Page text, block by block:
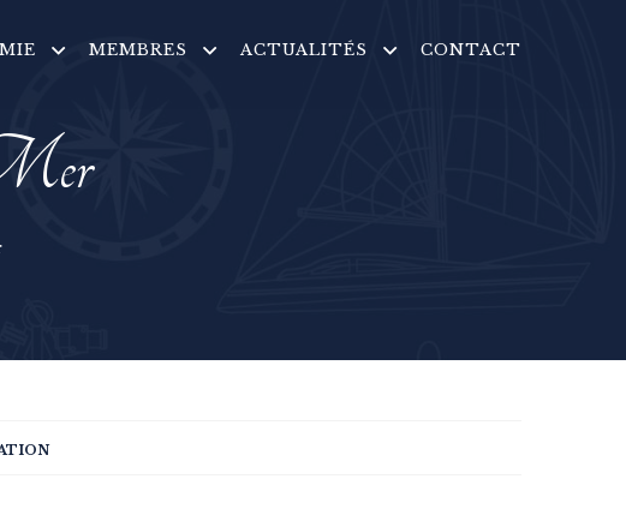
MEMBRES ACTUALITÉS CONTACT